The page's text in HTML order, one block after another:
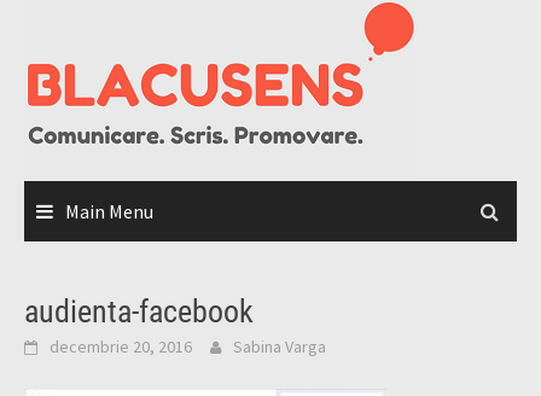
content
Main Menu
audienta-facebook
decembrie 20, 2016 Sabina Varga